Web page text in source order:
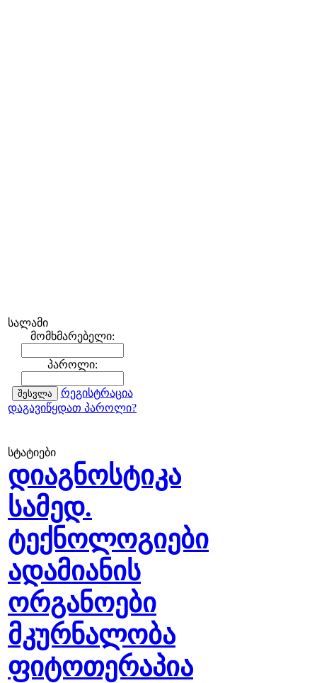
სალამი
მომხმარებელი:
პაროლი:
რეგისტრაცია
დაგავიწყდათ პაროლი?
სტატიები
დიაგნოსტიკა
სამედ.
ტექნოლოგიები
ადამიანის
ორგანოები
მკურნალობა
ფიტოთერაპია